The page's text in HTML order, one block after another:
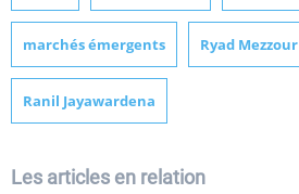
marchés émergents Ryad Mezzour
Ranil Jayawardena
Les articles en relation